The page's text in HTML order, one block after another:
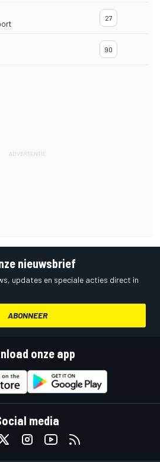
27
90
nieuwsbrief
updates en speciale acties direct in
ABONNEER
onze app
media